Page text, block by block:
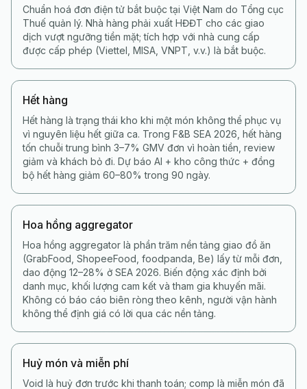
Chuẩn hoá đơn điện tử bắt buộc tại Việt Nam do Tổng cục
Thuế quản lý. Nhà hàng phải xuất HĐĐT cho các giao
dịch vượt ngưỡng tiền mặt; tích hợp với nhà cung cấp
được cấp phép (Viettel, MISA, VNPT, v.v.) là bắt buộc.
Hết hàng
Hết hàng là trạng thái kho khi một món không thể phục vụ
vì nguyên liệu hết giữa ca. Trong F&B SEA 2026, hết hàng
tốn chuỗi trung bình 3–7% GMV đơn vì hoàn tiền, review
giảm và khách bỏ đi. Dự báo AI + kho công thức + đồng
bộ hết hàng giảm 60–80% trong 90 ngày.
Hoa hồng aggregator
Hoa hồng aggregator là phần trăm nền tảng giao đồ ăn
(GrabFood, ShopeeFood, foodpanda, Be) lấy từ mỗi đơn,
dao động 12–28% ở SEA 2026. Biến động xác định bởi
danh mục, khối lượng cam kết và tham gia khuyến mãi.
Không có báo cáo biên ròng theo kênh, người vận hành
không thể định giá có lời qua các nền tảng.
Huỷ món và miễn phí
Void là huỷ đơn trước khi thanh toán; comp là miễn món đã